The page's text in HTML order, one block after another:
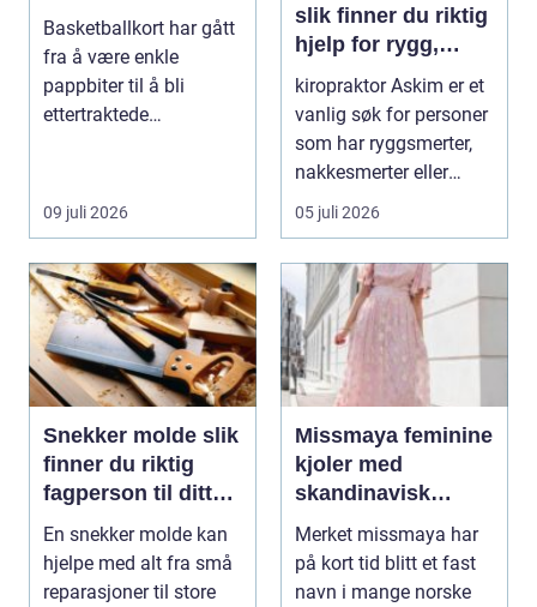
Basketballkort har gått
fra å være enkle
pappbiter til å bli
ettertraktede
09 juli 2026
slik finner du riktig
hjelp for rygg,
nakke og ledd
kiropraktor Askim er et
vanlig søk for personer
som har ryggsmerter,
nakkesmerter eller
andre muskel...
05 juli 2026
Snekker molde slik
finner du riktig
fagperson til ditt
prosjekt
En snekker molde kan
hjelpe med alt fra små
reparasjoner til store
Missmaya feminine
kjoler med
skandinavisk
eleganse
Merket missmaya har
på kort tid blitt et fast
navn i mange norske